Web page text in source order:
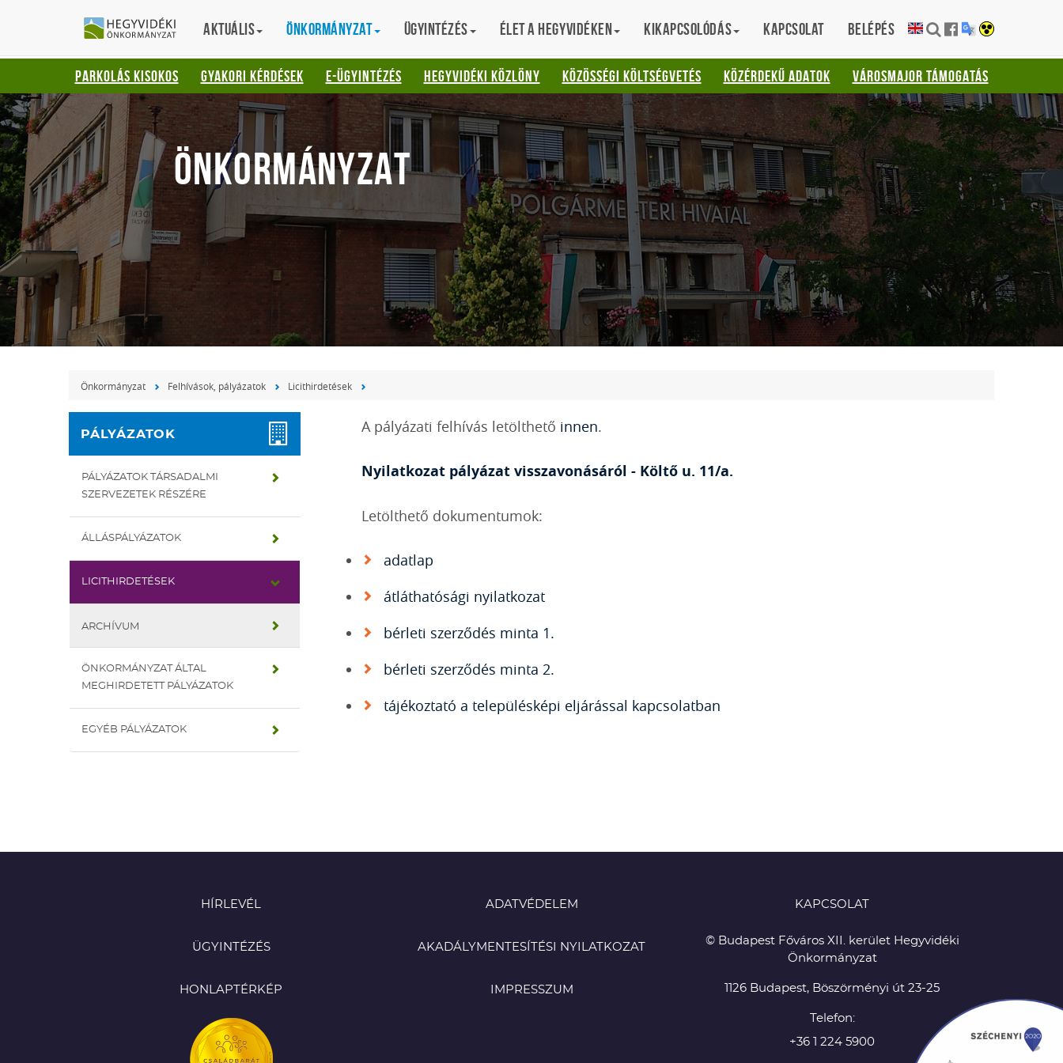
Bejelentkezés:
"L"
HEGYVIDÉKI
ÖNKORMÁNYZAT
Aktuális Önkormányzat Ügyintézés Élet a hegyvidéken Kikapcsolódás Kapcsolat Belépés
English Translation
PARKOLÁS KISOKOS GYAKORI KÉRDÉSEK E-ÜGYINTÉZÉS HEGYVIDÉKI KÖZLÖNY KÖZÖSSÉGI KÖLTSÉGVETÉS KÖZÉRDEKŰ ADATOK VÁROSMAJOR TÁMOGATÁS
ÖNKORMÁNYZAT
Önkormányzat Felhívások, pályázatok Licithirdetések
PÁLYÁZATOK
PÁLYÁZATOK TÁRSADALMI
SZERVEZETEK RÉSZÉRE
ÁLLÁSPÁLYÁZATOK
LICITHIRDETÉSEK
ARCHÍVUM
ÖNKORMÁNYZAT ÁLTAL
MEGHIRDETETT PÁLYÁZATOK
EGYÉB PÁLYÁZATOK
A pályázati felhívás letölthető innen.
Nyilatkozat pályázat visszavonásáról - Költő u. 11/a.
Letölthető dokumentumok:
adatlap
átláthatósági nyilatkozat
bérleti szerződés minta 1.
bérleti szerződés minta 2.
tájékoztató a településképi eljárással kapcsolatban
HÍRLEVÉL
ÜGYINTÉZÉS
HONLAPTÉRKÉP
ADATVÉDELEM
AKADÁLYMENTESÍTÉSI NYILATKOZAT
IMPRESSZUM
KAPCSOLAT
© Budapest Főváros XII. kerület Hegyvidéki
Önkormányzat
1126 Budapest, Böszörményi út 23-25
Telefon:
+36 1 224 5900